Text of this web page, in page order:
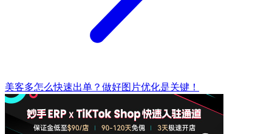
美客多怎么快速出单？做好图片优化是关键！